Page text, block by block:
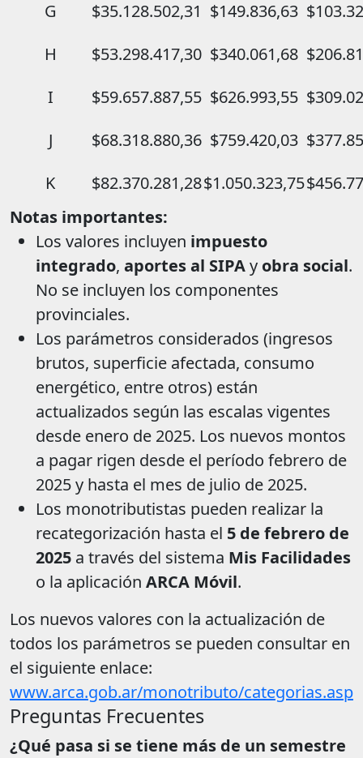
G $35.128.502,31 $149.836,63
H
$53.298.417,30 $340.061,68
I
$59.657.887,55 $626.993,55
J
$68.318.880,36 $759.420,03
K
$82.370.281,28$1.050.323,75
Notas importantes:
Los valores incluyen impuesto
integrado, aportes al SIPAy obra social.
No se incluyen los componentes
provinciales.
Los parámetros considerados (ingresos
brutos, superficie afectada, consumo
energético, entre otros) están
actualizados según las escalas vigentes
desde enero de 2025. Los nuevos montos
a pagar rigen desde el período febrero de
2025 y hasta el mes de julio de 2025.
Los monotributistas pueden realizar la
recategorización hasta el 5 de febrero de
2025 a través del sistema Mis Facilidades
o la aplicación ARCA Móvil.
Los nuevos valores con la actualización de
todos los parámetros se pueden consultar en
el siguiente enlace:
www.arca.gob.ar/monotributo/categorias.asp
Preguntas Frecuentes
¿Qué pasa si se tiene más de un semestre